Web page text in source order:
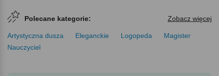
Polecane kategorie: Zobacz więcej
Artystyczna dusza Eleganckie Logopeda
Magister
Nauczyciel